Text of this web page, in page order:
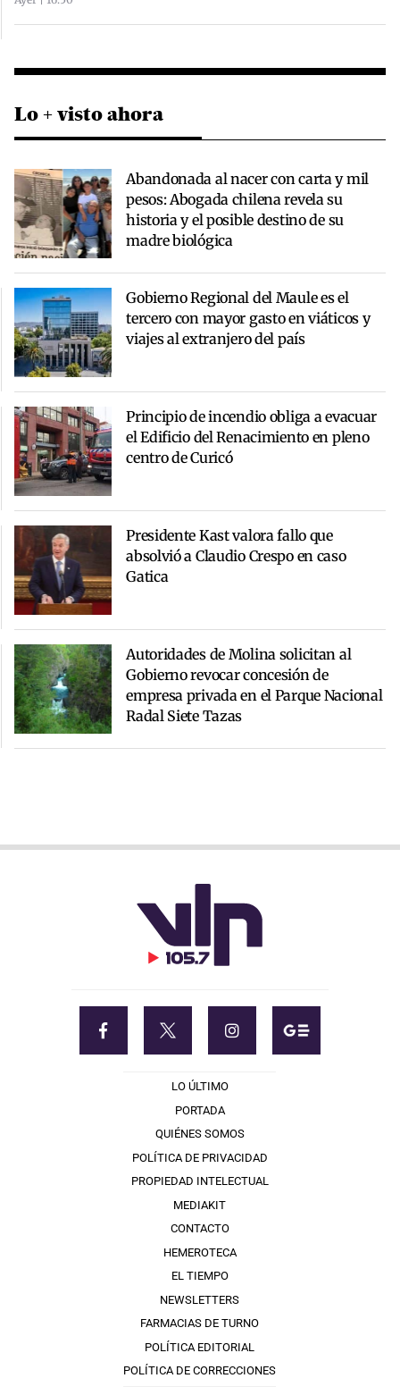
Lo + visto ahora
Abandonada al nacer con carta y mil
pesos: Abogada chilena revela su
historia y el posible destino de su
madre biológica
Gobierno Regional del Maule es el
tercero con mayor gasto en viáticos y
viajes al extranjero del país
Principio de incendio obliga a evacuar
el Edificio del Renacimiento en pleno
centro de Curicó
Presidente Kast valora fallo que
absolvió a Claudio Crespo en caso
Gatica
Autoridades de Molina solicitan al
Gobierno revocar concesión de
empresa privada en el Parque Nacional
Radal Siete Tazas
LO ÚLTIMO
PORTADA
QUIÉNES SOMOS
POLÍTICA DE PRIVACIDAD
PROPIEDAD INTELECTUAL
MEDIAKIT
CONTACTO
HEMEROTECA
EL TIEMPO
NEWSLETTERS
FARMACIAS DE TURNO
POLÍTICA EDITORIAL
POLÍTICA DE CORRECCIONES